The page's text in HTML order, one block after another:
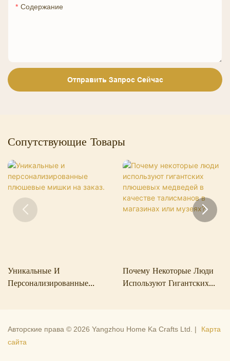
Содержание
Отправить Запрос Сейчас
Сопутствующие Товары
Уникальные И
Персонализированные
Почему Некоторые Люди
Используют Гигантских
Авторские права © 2026 Yangzhou Home Ka Crafts Ltd. |
Карта
сайта